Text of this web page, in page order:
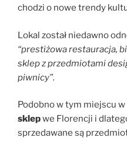
chodzi o nowe trendy
Lokal został niedawno
“prestiżowa restauracja,
sklep z przedmiotami
piwnicy”.
Podobno w tym miejscu
sklepwe Florencji i
sprzedawane są